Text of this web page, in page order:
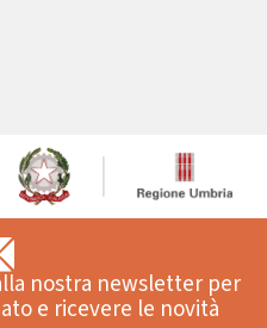
nostra newsletter per
e ricevere le novità